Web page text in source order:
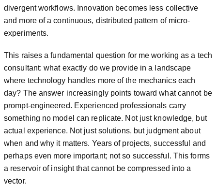
divergent workflows. Innovation becomes less collective
and more of a continuous, distributed pattern of micro-
experiments.
This raises a fundamental question for me working as a tech
consultant: what exactly do we provide in a landscape
where technology handles more of the mechanics each
day? The answer increasingly points toward what cannot be
prompt-engineered. Experienced professionals carry
something no model can replicate. Not just knowledge, but
actual experience. Not just solutions, but judgment about
when and why it matters. Years of projects, successful and
perhaps even more important; not so successful. This forms
a reservoir of insight that cannot be compressed into a
vector.